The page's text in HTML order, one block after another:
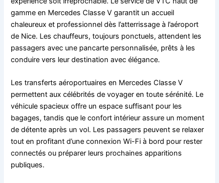
gamme en Mercedes Classe V garantit un accueil
chaleureux et professionnel dès l’atterrissage à l’aéroport
de Nice. Les chauffeurs, toujours ponctuels, attendent les
passagers avec une pancarte personnalisée, prêts à les
conduire vers leur destination avec élégance.
Les transferts aéroportuaires en Mercedes Classe V
permettent aux célébrités de voyager en toute sérénité. Le
véhicule spacieux offre un espace suffisant pour les
bagages, tandis que le confort intérieur assure un moment
de détente après un vol. Les passagers peuvent se relaxer
tout en profitant d’une connexion Wi-Fi à bord pour rester
connectés ou préparer leurs prochaines apparitions
publiques.